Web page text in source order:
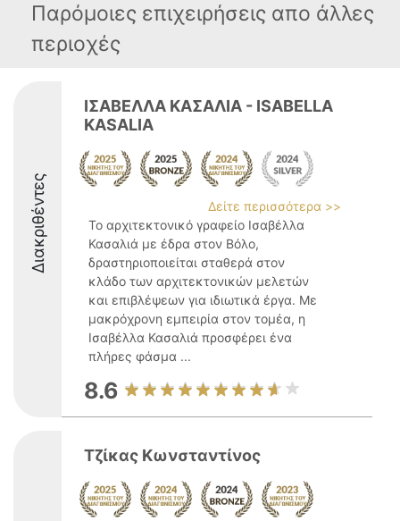
Παρόμοιες επιχειρήσεις απο άλλες
περιοχές
Διακριθέντες
ΙΣΑΒΕΛΛΑ ΚΑΣΑΛΙΑ - ISABELLA
KASALIA
Δείτε περισσότερα >>
Το αρχιτεκτονικό γραφείο Ισαβέλλα
Κασαλιά με έδρα στον Βόλο,
δραστηριοποιείται σταθερά στον
κλάδο των αρχιτεκτονικών μελετών
και επιβλέψεων για ιδιωτικά έργα. Με
μακρόχρονη εμπειρία στον τομέα, η
Ισαβέλλα Κασαλιά προσφέρει ένα
πλήρες φάσμα ...
8.6
Τζίκας Κωνσταντίνος